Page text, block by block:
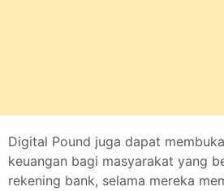
Digital Pound juga dapat
keuangan bagi masyarakat yang
rekening bank, selama mereka